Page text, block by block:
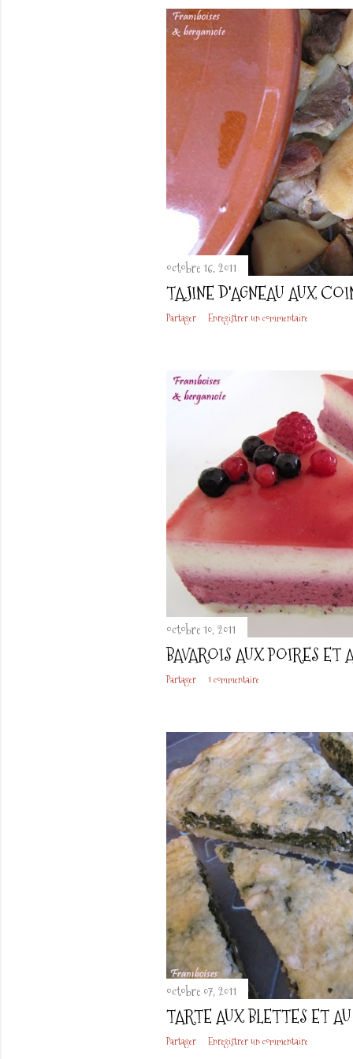
octobre 16, 2011
TAJINE D'AGNEAU AUX
Partager Enregistrer un commentaire
octobre 10, 2011
BAVAROIS AUX POIRES ET
Partager 1 commentaire
octobre 07, 2011
TARTE AUX BLETTES ET
Partager Enregistrer un commentaire